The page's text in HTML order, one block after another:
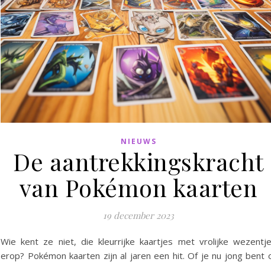
NIEUWS
De aantrekkingskracht
van Pokémon kaarten
19 december 2023
Wie kent ze niet, die kleurrijke kaartjes met vrolijke
erop? Pokémon kaarten zijn al jaren een hit. Of je nu jong bent